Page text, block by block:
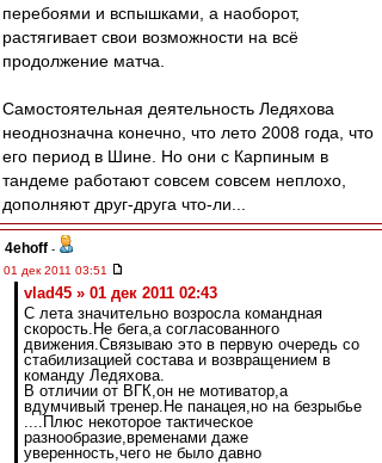
перебоями и вспышками, а наоборот,
растягивает свои возможности на всё
продолжение матча.
Самостоятельная деятельность Ледяхова
неоднозначна конечно, что лето 2008 года, что
его период в Шине. Но они с Карпиным в
тандеме работают совсем совсем неплохо,
дополняют друг-друга что-ли...
4ehoff -
01 дек 2011 03:51
vlad45 » 01 дек 2011 02:43
С лета значительно возросла командная
скорость.Не бега,а согласованного
движения.Связываю это в первую очередь со
стабилизацией состава и возвращением в
команду Ледяхова.
В отличии от ВГК,он не мотиватор,а
вдумчивый тренер.Не панацея,но на безрыбье
....Плюс некоторое тактическое
разнообразие,временами даже
уверенность,чего не было давно